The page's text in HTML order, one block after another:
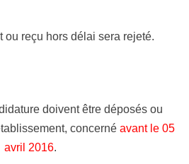
ou reçu hors délai sera rejeté.
doivent être déposés ou
concerné avant le 05
avril 2016.